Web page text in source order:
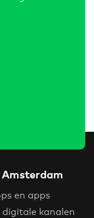
Amsterdam
en apps
kanalen